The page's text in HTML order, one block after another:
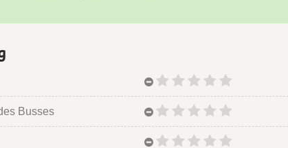
Busses